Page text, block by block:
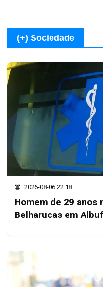
(+) Sociedade
2026-08-06 22:18
Homem de 29 anos
Belharucas em